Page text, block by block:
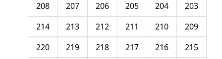
203
204
205
206
207
208
209
210
211
212
213
214
215
216
217
218
219
220